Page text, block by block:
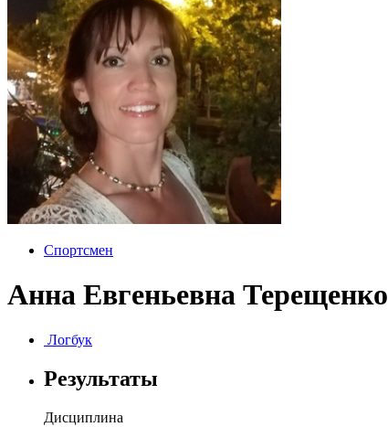
Спортсмен
Анна Евгеньевна Терещенко
Логбук
Результаты
Дисциплина